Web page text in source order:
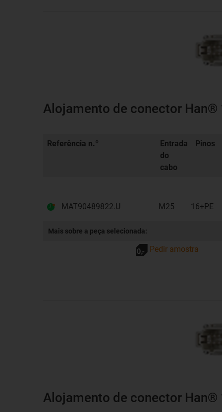
Alojamento de conector Han®
Referência n.º
Entrada
do
cabo
Pinos
MAT90489822.U M25 16+PE
Mais sobre a peça selecionada:
Pedir amostra
Alojamento de conector Han®